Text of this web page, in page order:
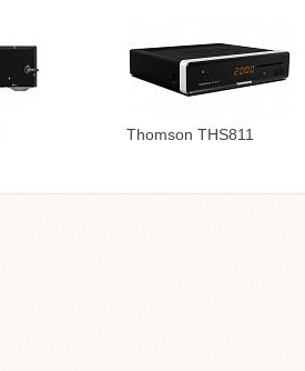
Thomson THS811